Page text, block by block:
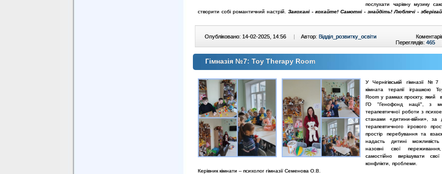
послухати чарівну музику
створити собі романтичний настрій. Закохані - кохайте! Самотні - знайдіть! Люблячі -
Опубліковано: 14-02-2025, 14:56 | Автор: Відділ_розвитку_освіти
Переглядів: 465
Гімназія №7: Toy Therapy Room
У Чернігівській гімназії №7
кімната терапії іграшкою
Room у рамках проєкту, який
ГО "Генофонд нації", з
терапевтичної роботи з
станами «дитини-війни», за
терапевтичного ігрового
простір перебування та
надасть дитині можливість
назовні свої
самостійно вирішувати свої
конфлікти, проблеми.
Керівник кімнати – психолог гімназії Семенова О.В.